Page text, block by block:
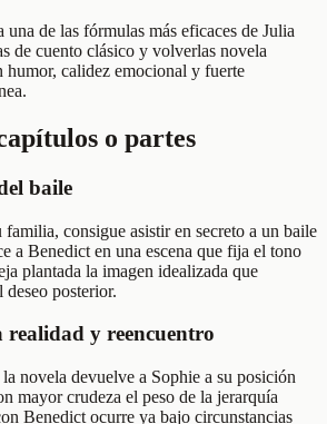
de las fórmulas más eficaces de Julia
de cuento clásico y volverlas novela
humor, calidez emocional y fuerte
o partes
baile
familia, consigue asistir en secreto a un baile
a Benedict en una escena que fija el tono
plantada la imagen idealizada que
deseo posterior.
realidad y reencuentro
novela devuelve a Sophie a su posición
mayor crudeza el peso de la jerarquía
Benedict ocurre ya bajo circunstancias